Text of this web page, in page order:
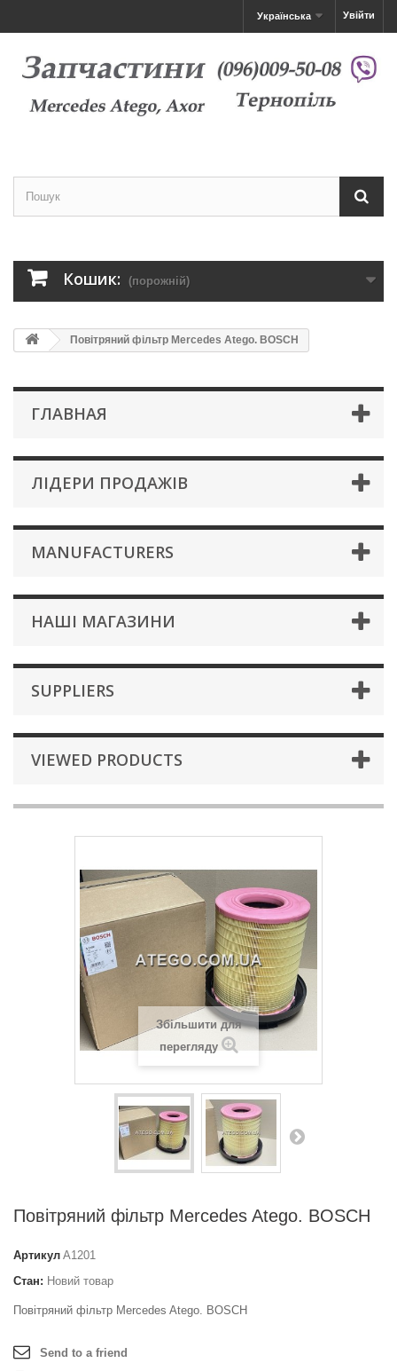
Увійти
Українська
Кошик: (порожній)
Повітряний фільтр Mercedes Atego. BOSCH
ГЛАВНАЯ
ЛІДЕРИ ПРОДАЖІВ
MANUFACTURERS
НАШІ МАГАЗИНИ
SUPPLIERS
VIEWED PRODUCTS
Збільшити для
перегляду
Повітряний фільтр Mercedes Atego. BOSCH
Артикул A1201
Стан: Новий товар
Повітряний фільтр Mercedes Atego. BOSCH
Send to a friend